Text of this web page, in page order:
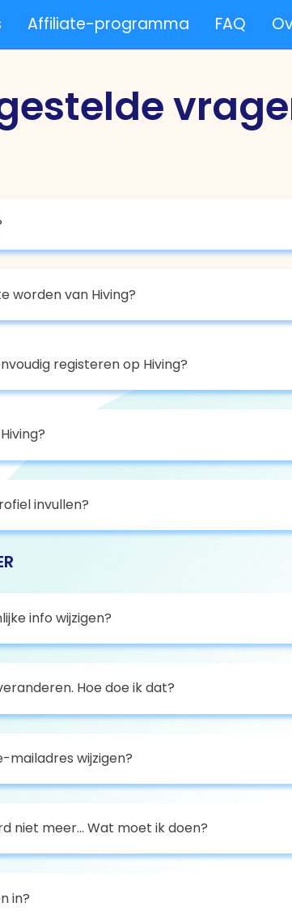
Affiliate-programma FAQ
worden van Hiving?
registeren op Hiving?
invullen?
info wijzigen?
Hoe doe ik dat?
mailadres wijzigen?
niet meer... Wat moet ik doen?
in?